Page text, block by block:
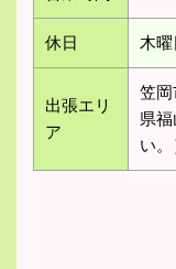
休日 木
出張エリ
ア
笠
県
い。